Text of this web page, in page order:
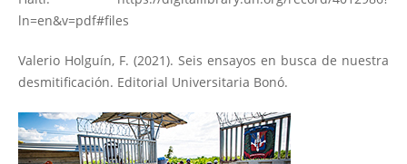
ln=en&v=pdf#files
Valerio Holguín, F. (2021). Seis ensayos en busca de nuestra
desmitificación. Editorial Universitaria Bonó.